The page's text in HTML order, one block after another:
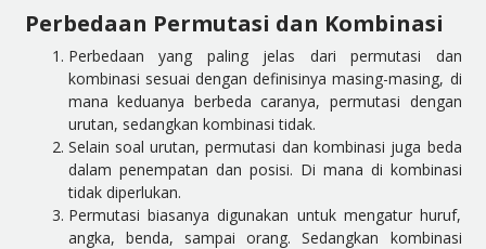
Perbedaan Permutasi dan Kombinasi
Perbedaan yang paling jelas dari permutasi dan
kombinasi sesuai dengan definisinya masing-masing, di
mana keduanya berbeda caranya, permutasi dengan
urutan, sedangkan kombinasi tidak.
Selain soal urutan, permutasi dan kombinasi juga beda
dalam penempatan dan posisi. Di mana di kombinasi
tidak diperlukan.
Permutasi biasanya digunakan untuk mengatur huruf,
angka, benda, sampai orang. Sedangkan kombinasi